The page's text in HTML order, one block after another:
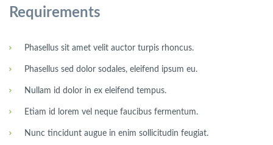
Requirements
Phasellus sit amet velit auctor turpis rhoncus.
Phasellus sed dolor sodales, eleifend ipsum eu.
Nullam id dolor in ex eleifend tempus.
Etiam id lorem vel neque faucibus fermentum.
Nunc tincidunt augue in enim sollicitudin feugiat.